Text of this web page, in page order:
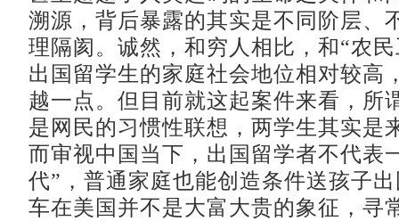
溯源，背后暴露的其实是不同阶层、
理隔阂。诚然，和穷人相比，和“农
出国留学生的家庭社会地位相对较高
越一点。但目前就这起案件来看，所
是网民的习惯性联想，两学生其实是
而审视中国当下，出国留学者不代表
代”，普通家庭也能创造条件送孩子
车在美国并不是大富大贵的象征，寻